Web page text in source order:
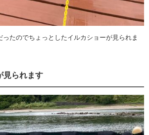
ったのでちょっとしたイルカショーが見られま
見られます